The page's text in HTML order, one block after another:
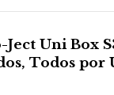
Ject Uni Box
Todos por